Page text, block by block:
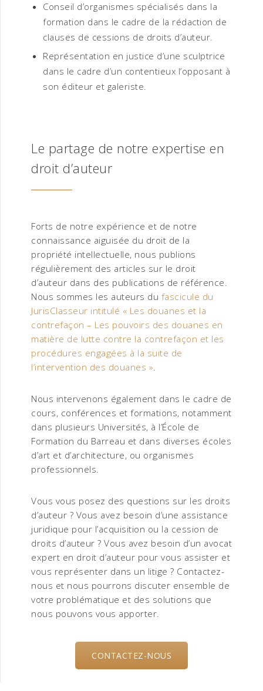
Conseil d’organismes spécialisés dans la
formation dans le cadre de la rédaction de
clauses de cessions de droits d’auteur.
Représentation en justice d’une sculptrice
dans le cadre d’un contentieux l’opposant à
son éditeur et galeriste.
Le partage de notre expertise en
droit d’auteur
Forts de notre expérience et de notre
connaissance aiguisée du droit de la
propriété intellectuelle, nous publions
régulièrement des articles sur le droit
d’auteur dans des publications de référence.
Nous sommes les auteurs du fascicule du
JurisClasseur intitulé « Les douanes et la
contrefaçon – Les pouvoirs des douanes en
matière de lutte contre la contrefaçon et les
procédures engagées à la suite de
l’intervention des douanes ».
Nous intervenons également dans le cadre de
cours, conférences et formations, notamment
dans plusieurs Universités, à l’École de
Formation du Barreau et dans diverses écoles
d’art et d’architecture, ou organismes
professionnels.
Vous vous posez des questions sur les droits
d’auteur ? Vous avez besoin d’une assistance
juridique pour l’acquisition ou la cession de
droits d’auteur ? Vous avez besoin d’un avocat
expert en droit d’auteur pour vous assister et
vous représenter dans un litige ? Contactez-
nous et nous pourrons discuter ensemble de
votre problématique et des solutions que
nous pouvons vous apporter.
CONTACTEZ-NOUS